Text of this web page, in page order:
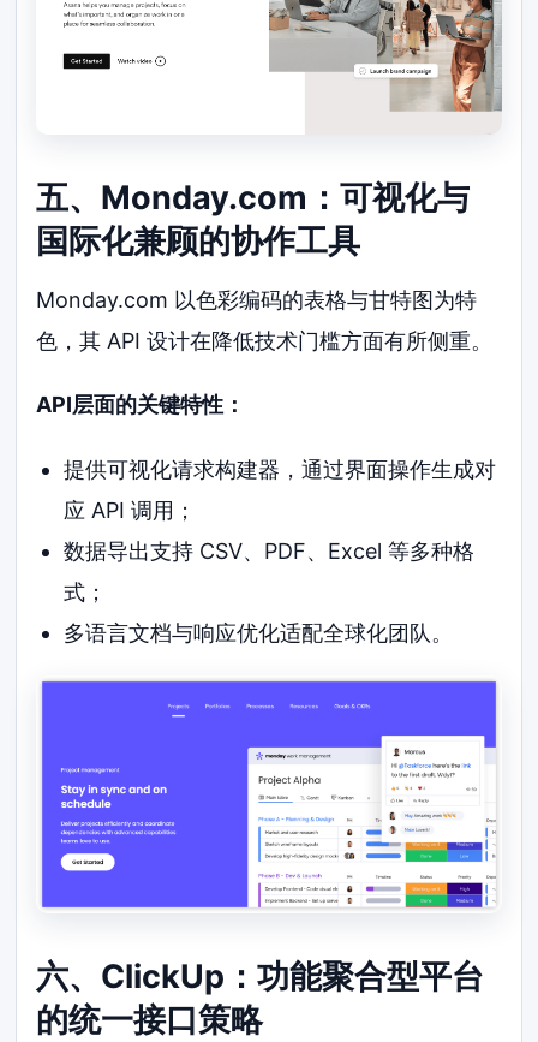
五、Monday.com：可视化与
国际化兼顾的协作工具
Monday.com 以色彩编码的表格与甘特图为特
色，其 API 设计在降低技术门槛方面有所侧重。
API层面的关键特性：
提供可视化请求构建器，通过界面操作生成对
应 API 调用；
数据导出支持 CSV、PDF、Excel 等多种格
式；
多语言文档与响应优化适配全球化团队。
六、ClickUp：功能聚合型平台
的统一接口策略